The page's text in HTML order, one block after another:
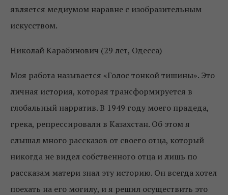
является медиумом наравне с изобразительным
искусством.
Николай Карабинович (29 лет, Одесса)
Моя работа называется «Голос тонкой тишины». Это
личная история, которая трансформируется в
глобальный нарратив. В 1949 году моего прадеда,
грека, репрессировали в Казахстан. Об этом я
слышал много рассказов от своего отца, который
никогда не видел собственного отца и лишь по
рассказам матери знал эту историю. Он всегда хотел
поехать на его могилу, и я решил осуществить это